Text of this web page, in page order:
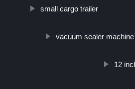
small cargo trailer
vacuum sealer
12